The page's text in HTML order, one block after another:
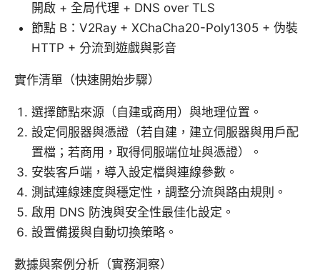
開啟 + 全局代理 + DNS over TLS
節點 B：V2Ray + XChaCha20-Poly1305 + 伪裝
HTTP + 分流到遊戲與影音
實作清單（快速開始步驟）
選擇節點來源（自建或商用）與地理位置。
設定伺服器與憑證（若自建，建立伺服器與用戶配
置檔；若商用，取得伺服端位址與憑證）。
安裝客戶端，導入設定檔與連線參數。
測試連線速度與穩定性，調整分流與路由規則。
啟用 DNS 防洩與安全性最佳化設定。
設置備援與自動切換策略。
數據與案例分析（實務洞察）